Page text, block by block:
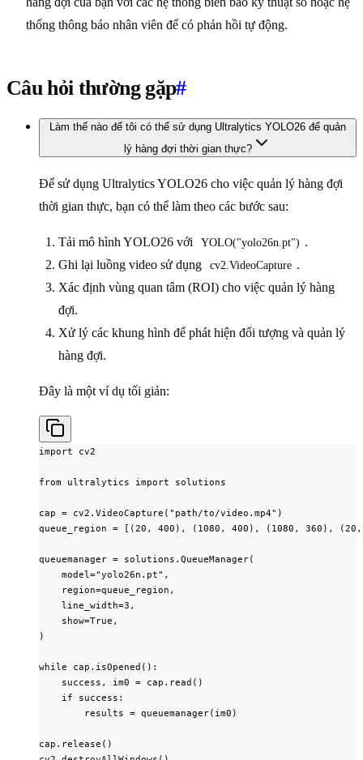
thống thông báo nhân viên để có phản hồi tự động.
Câu hỏi thường gặp#
Làm thế nào để tôi có thể sử dụng Ultralytics YOLO26 để quản
lý hàng đợi thời gian thực?
Để sử dụng Ultralytics YOLO26 cho việc quản lý hàng đợi
thời gian thực, bạn có thể làm theo các bước sau:
Tải mô hình YOLO26 với YOLO("yolo26n.pt") .
Ghi lại luồng video sử dụng
cv2.VideoCapture .
Xác định vùng quan tâm (ROI) cho việc quản lý hàng
đợi.
Xử lý các khung hình để phát hiện đối tượng và quản lý
hàng đợi.
Đây là một ví dụ tối giản:
import cv2
from ultralytics import solutions
cap = cv2.VideoCapture("path/to/video.mp4")
queue_region = [(20, 400), (1080, 400), (1080, 360),
queuemanager = solutions.QueueManager(
    model="yolo26n.pt",
    region=queue_region,
    line_width=3,
    show=True,
)
while cap.isOpened():
    success, im0 = cap.read()
    if success:
        results = queuemanager(im0)
cap.release()